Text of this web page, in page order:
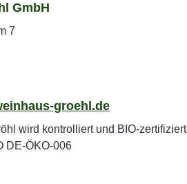
GmbH
7
groehl.de
wird kontrolliert und BIO-zertifiziert
DE-ÖKO-006